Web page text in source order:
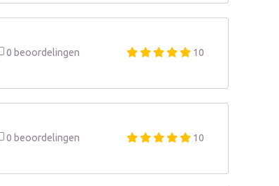
0 beoordelingen 10
0 beoordelingen 10